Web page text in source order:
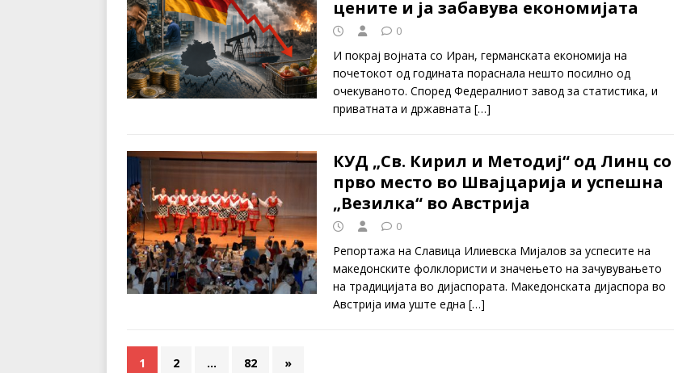
цените и ја забавува економијата
0
И покрај војната со Иран, германската економија на
почетокот од годината пораснала нешто посилно од
очекуваното. Според Федералниот завод за статистика, и
приватната и државната […]
КУД „Св. Кирил и Методиј“ од Линц со
прво место во Швајцарија и успешна
„Везилка“ во Австрија
0
Репортажа на Славица Илиевска Мијалов за успесите на
македонските фолклористи и значењето на зачувувањето
на традицијата во дијаспората. Македонската дијаспора во
Австрија има уште една […]
1 2 … 82 »